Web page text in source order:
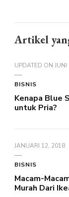
Artikel
UPDATED ON
BISNIS
Kenapa Blue
untuk Pria?
JANUARI 12, 2018
BISNIS
Macam-
Murah Dari